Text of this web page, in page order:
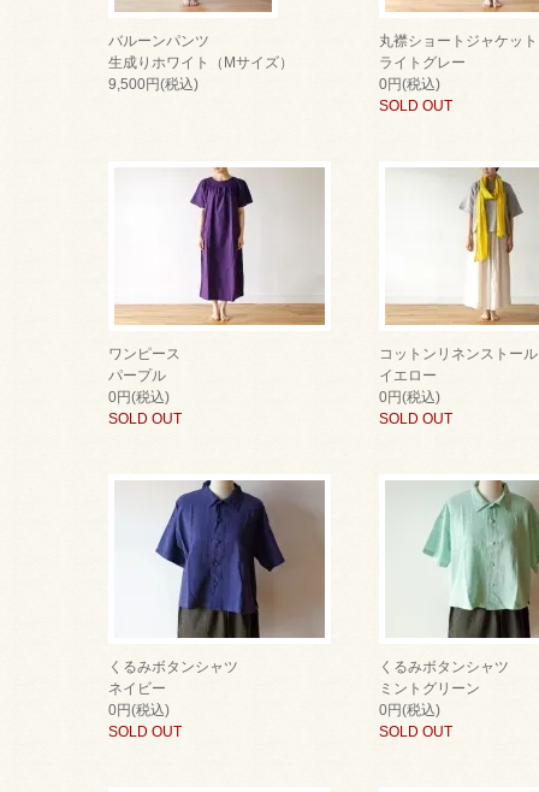
バルーンパンツ
生成りホワイト（Mサイズ）
9,500円(税込)
丸襟ショートジャケット
ライトグレー
0円(税込)
SOLD OUT
ワンピース
パープル
0円(税込)
SOLD OUT
コットンリネンストール
イエロー
0円(税込)
SOLD OUT
くるみボタンシャツ
ネイビー
0円(税込)
SOLD OUT
くるみボタンシャツ
ミントグリーン
0円(税込)
SOLD OUT